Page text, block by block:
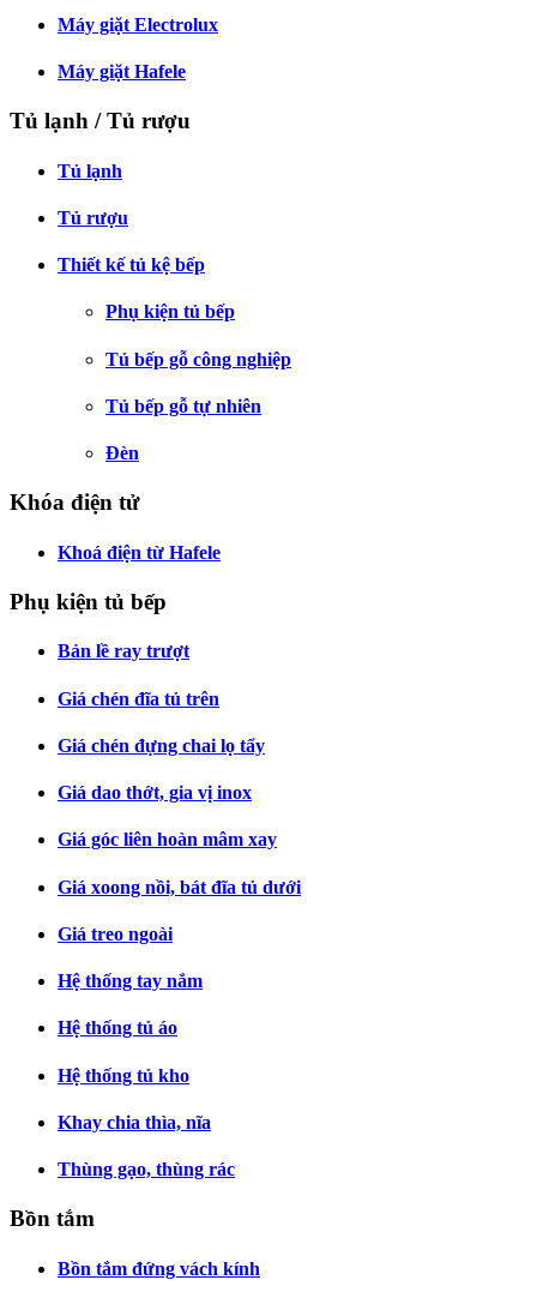
Máy giặt Electrolux
Máy giặt Hafele
Tủ lạnh / Tủ rượu
Tủ lạnh
Tủ rượu
Thiết kế tủ kệ bếp
Phụ kiện tủ bếp
Tủ bếp gỗ công nghiệp
Tủ bếp gỗ tự nhiên
Đèn
Khóa điện tử
Khoá điện từ Hafele
Phụ kiện tủ bếp
Bản lề ray trượt
Giá chén đĩa tủ trên
Giá chén đựng chai lọ tẩy
Giá dao thớt, gia vị inox
Giá góc liên hoàn mâm xay
Giá xoong nồi, bát đĩa tủ dưới
Giá treo ngoài
Hệ thống tay nắm
Hệ thống tủ áo
Hệ thống tủ kho
Khay chia thìa, nĩa
Thùng gạo, thùng rác
Bồn tắm
Bồn tắm đứng vách kính